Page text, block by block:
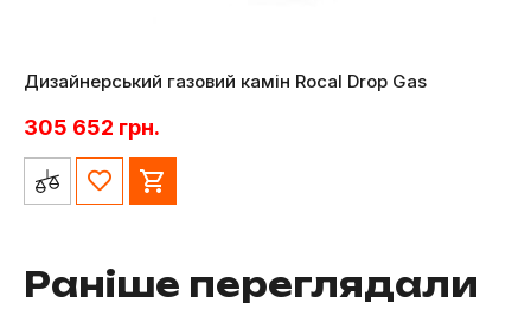
Дизайнерський газовий камін Rocal Drop Gas
305 652 грн.
Раніше переглядали